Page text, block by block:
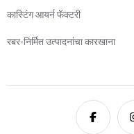
कास्टिंग आयर्न फॅक्टरी
रबर-निर्मित उत्पादनांचा कारखाना